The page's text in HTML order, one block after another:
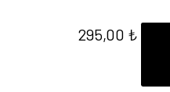
295,00 ₺